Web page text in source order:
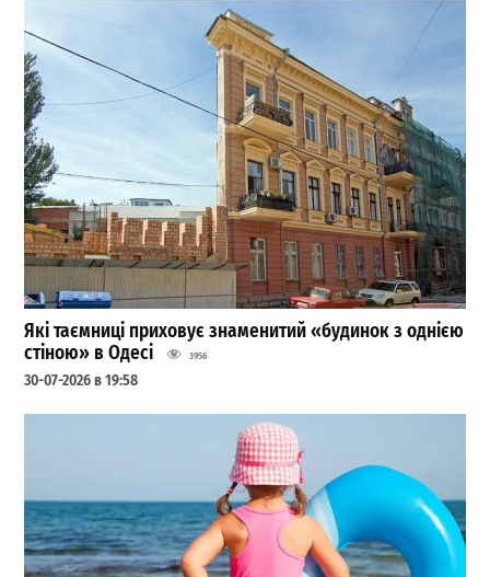
Які таємниці приховує знаменитий «будинок з однією
стіною» в Одесі
3956
30-07-2026 в 19:58